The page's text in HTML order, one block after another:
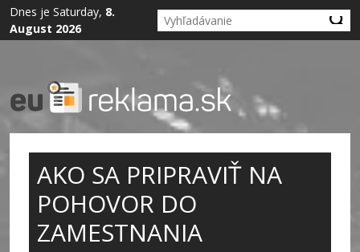
Dnes je Saturday, 8.
August 2026
AKO SA PRIPRAVIŤ NA
POHOVOR DO
ZAMESTNANIA